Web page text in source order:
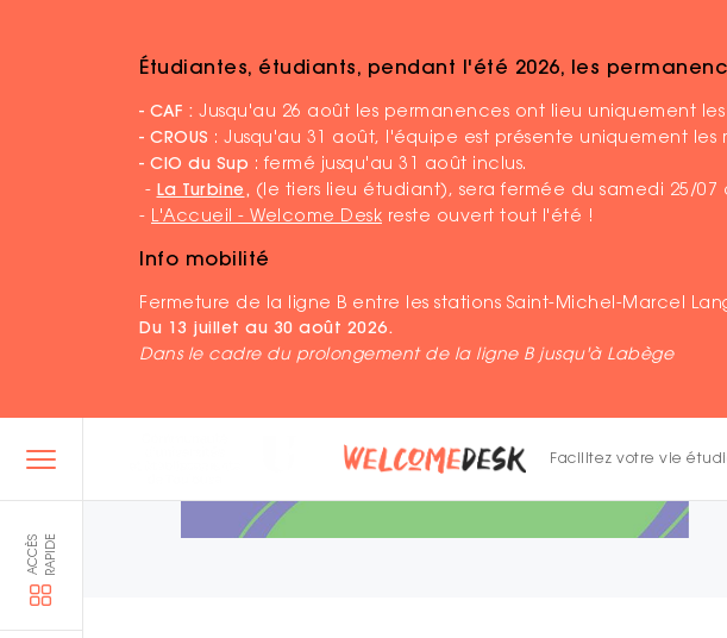
Étudiantes, étudiants, pendant l'été 2026, les
- CAF : Jusqu'au 26 août les permanences ont lieu uniquement
- CROUS : Jusqu'au 31 août, l'équipe est présente uniquement les
- CIO du Sup : fermé jusqu'au 31 août inclus.
- La Turbine, (le tiers lieu étudiant), sera fermée du samedi 25/07
- L'Accueil - Welcome Desk reste ouvert tout l'été !
Info mobilité
Fermeture de la ligne B entre les stations Saint-Michel-Marcel
Du 13 juillet au 30 août 2026.
Dans le cadre du prolongement de la ligne B jusqu'à Labège
Facilitez votre vie
A
C
C
È
S
R
A
P
I
D E
Accueil Loisirs sorties Les Saisons étudiantes Présentation des